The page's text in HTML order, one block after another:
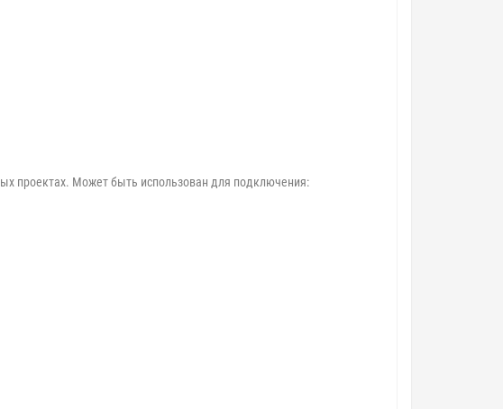
проектах. Может быть использован для подключения: